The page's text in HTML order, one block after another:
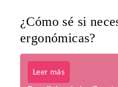
¿Cómo sé si
ergonómicas?
Leer más